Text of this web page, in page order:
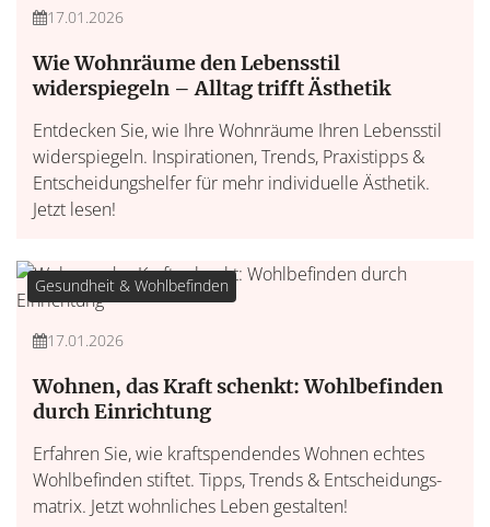
17.01.2026
Wie Wohnräume den Lebensstil
widerspiegeln – Alltag trifft Ästhetik
Entdecken Sie, wie Ihre Wohnräume Ihren Lebensstil
widerspiegeln. Inspirationen, Trends, Praxistipps &
Entscheidungshelfer für mehr individuelle Ästhetik.
Jetzt lesen!
Gesundheit & Wohlbefinden
17.01.2026
Wohnen, das Kraft schenkt: Wohlbefinden
durch Einrichtung
Erfahren Sie, wie kraftspendendes Wohnen echtes
Wohlbefinden stiftet. Tipps, Trends & Entscheidungs­
matrix. Jetzt wohnliches Leben gestalten!